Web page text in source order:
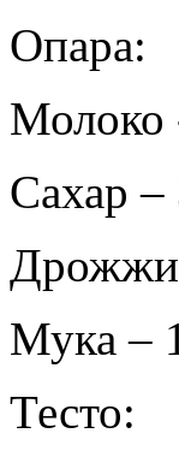
Опара:
Молоко
Сахар –
Дрожжи
Мука –
Тесто: